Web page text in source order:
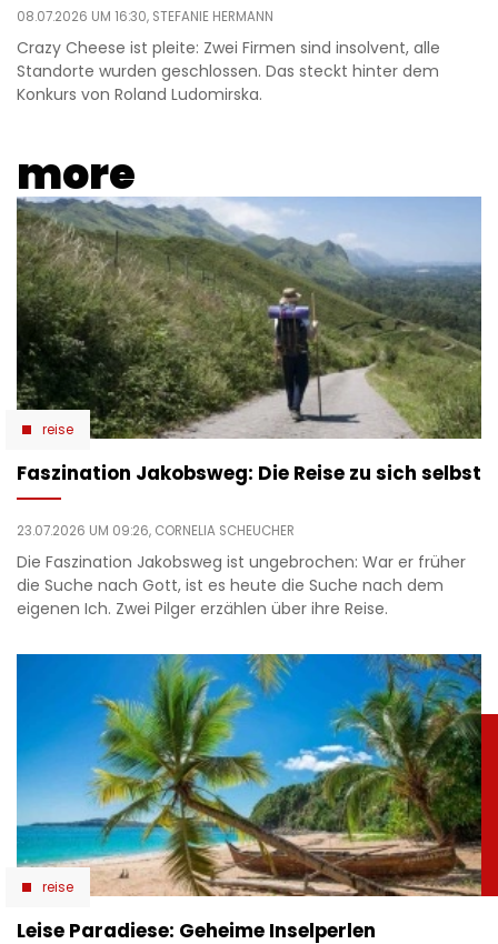
08.07.2026 UM 16:30, STEFANIE HERMANN
Crazy Cheese ist pleite: Zwei Firmen sind insolvent, alle
Standorte wurden geschlossen. Das steckt hinter dem
Konkurs von Roland Ludomirska.
more
reise
Faszination Jakobsweg: Die Reise zu sich selbst
23.07.2026 UM 09:26, CORNELIA SCHEUCHER
Die Faszination Jakobsweg ist ungebrochen: War er früher
die Suche nach Gott, ist es heute die Suche nach dem
eigenen Ich. Zwei Pilger erzählen über ihre Reise.
reise
Leise Paradiese: Geheime Inselperlen